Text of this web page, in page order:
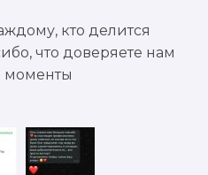
кто делится
что доверяете нам
моменты